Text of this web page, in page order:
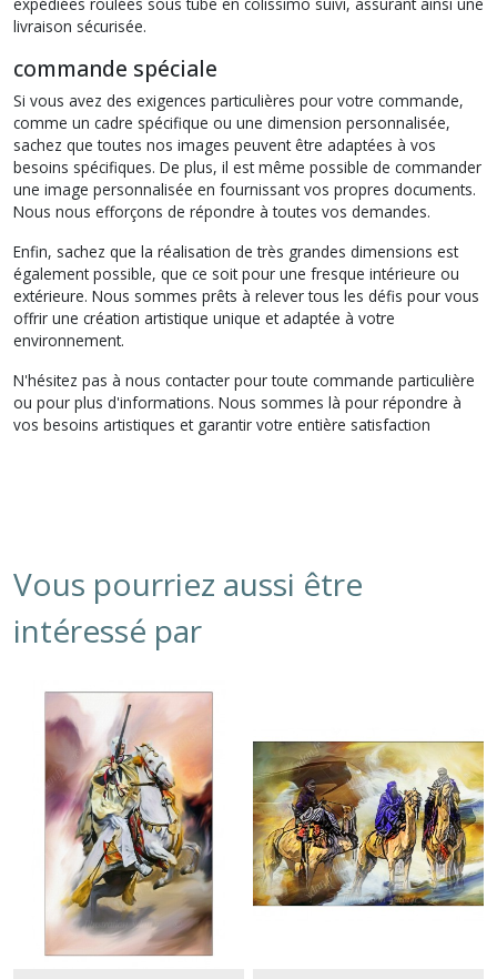
livraison sécurisée.
commande spéciale
Si vous avez des exigences particulières pour votre commande,
comme un cadre spécifique ou une dimension personnalisée,
sachez que toutes nos images peuvent être adaptées à vos
besoins spécifiques. De plus, il est même possible de commander
une image personnalisée en fournissant vos propres documents.
Nous nous efforçons de répondre à toutes vos demandes.
Enfin, sachez que la réalisation de très grandes dimensions est
également possible, que ce soit pour une fresque intérieure ou
extérieure. Nous sommes prêts à relever tous les défis pour vous
offrir une création artistique unique et adaptée à votre
environnement.
N'hésitez pas à nous contacter pour toute commande particulière
ou pour plus d'informations. Nous sommes là pour répondre à
vos besoins artistiques et garantir votre entière satisfaction
Vous pourriez aussi être
intéressé par